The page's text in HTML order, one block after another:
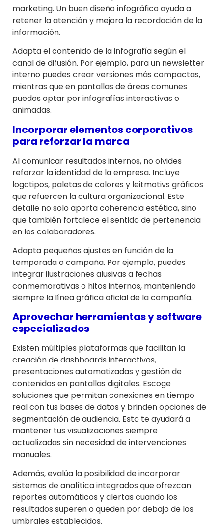
marketing. Un buen diseño infográfico ayuda a
retener la atención y mejora la recordación de la
información.
Adapta el contenido de la infografía según el
canal de difusión. Por ejemplo, para un newsletter
interno puedes crear versiones más compactas,
mientras que en pantallas de áreas comunes
puedes optar por infografías interactivas o
animadas.
Incorporar elementos corporativos
para reforzar la marca
Al comunicar resultados internos, no olvides
reforzar la identidad de la empresa. Incluye
logotipos, paletas de colores y leitmotivs gráficos
que refuercen la cultura organizacional. Este
detalle no solo aporta coherencia estética, sino
que también fortalece el sentido de pertenencia
en los colaboradores.
Adapta pequeños ajustes en función de la
temporada o campaña. Por ejemplo, puedes
integrar ilustraciones alusivas a fechas
conmemorativas o hitos internos, manteniendo
siempre la línea gráfica oficial de la compañía.
Aprovechar herramientas y software
especializados
Existen múltiples plataformas que facilitan la
creación de dashboards interactivos,
presentaciones automatizadas y gestión de
contenidos en pantallas digitales. Escoge
soluciones que permitan conexiones en tiempo
real con tus bases de datos y brinden opciones de
segmentación de audiencia. Esto te ayudará a
mantener tus visualizaciones siempre
actualizadas sin necesidad de intervenciones
manuales.
Además, evalúa la posibilidad de incorporar
sistemas de analítica integrados que ofrezcan
reportes automáticos y alertas cuando los
resultados superen o queden por debajo de los
umbrales establecidos.